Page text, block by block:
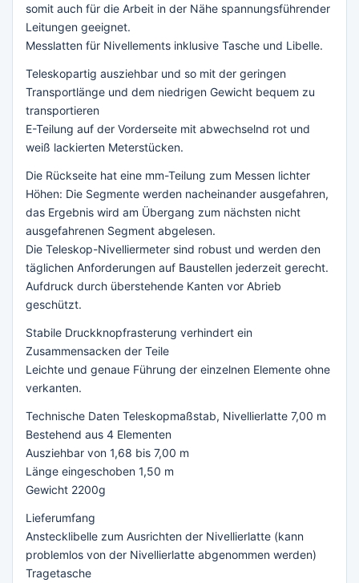
somit auch für die Arbeit in der Nähe spannungsführender
Leitungen geeignet.
Messlatten für Nivellements inklusive Tasche und Libelle.
Teleskopartig ausziehbar und so mit der geringen
Transportlänge und dem niedrigen Gewicht bequem zu
transportieren
E-Teilung auf der Vorderseite mit abwechselnd rot und
weiß lackierten Meterstücken.
Die Rückseite hat eine mm-Teilung zum Messen lichter
Höhen: Die Segmente werden nacheinander ausgefahren,
das Ergebnis wird am Übergang zum nächsten nicht
ausgefahrenen Segment abgelesen.
Die Teleskop-Nivelliermeter sind robust und werden den
täglichen Anforderungen auf Baustellen jederzeit gerecht.
Aufdruck durch überstehende Kanten vor Abrieb
geschützt.
Stabile Druckknopfrasterung verhindert ein
Zusammensacken der Teile
Leichte und genaue Führung der einzelnen Elemente ohne
verkanten.
Technische Daten Teleskopmaßstab, Nivellierlatte 7,00 m
Bestehend aus 4 Elementen
Ausziehbar von 1,68 bis 7,00 m
Länge eingeschoben 1,50 m
Gewicht 2200g
Lieferumfang
Anstecklibelle zum Ausrichten der Nivellierlatte (kann
problemlos von der Nivellierlatte abgenommen werden)
Tragetasche